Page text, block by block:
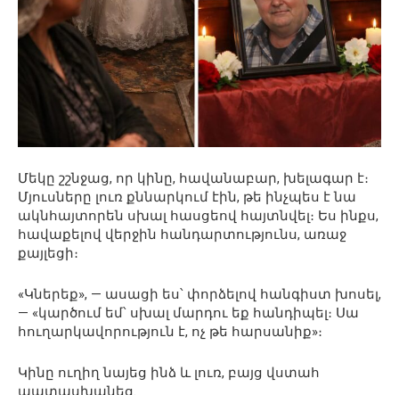
Մեկը շշնջաց, որ կինը, հավանաբար, խելագար է։
Մյուսները լուռ քննարկում էին, թե ինչպես է նա
ակնհայտորեն սխալ հասցեով հայտնվել։ Ես ինքս,
հավաքելով վերջին հանդարտությունս, առաջ
քայլեցի։
«Կներեք», — ասացի ես՝ փորձելով հանգիստ խոսել,
— «կարծում եմ՝ սխալ մարդու եք հանդիպել։ Սա
հուղարկավորություն է, ոչ թե հարսանիք»։
Կինը ուղիղ նայեց ինձ և լուռ, բայց վստահ
պատասխանեց.